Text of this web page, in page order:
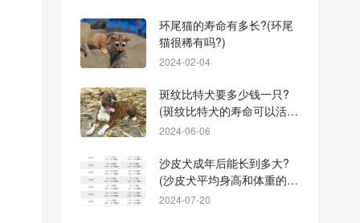
环尾猫的寿命有多长?(环尾
猫很稀有吗?)
2024-02-04
斑纹比特犬要多少钱一只?
(斑纹比特犬的寿命可以活多
少年)
2024-06-06
沙皮犬成年后能长到多大?
(沙皮犬平均身高和体重的对
照表)
2024-07-20